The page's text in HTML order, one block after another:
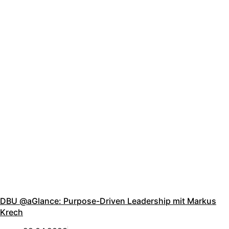
DBU @aGlance: Purpose-Driven Leadership mit Markus
Krech